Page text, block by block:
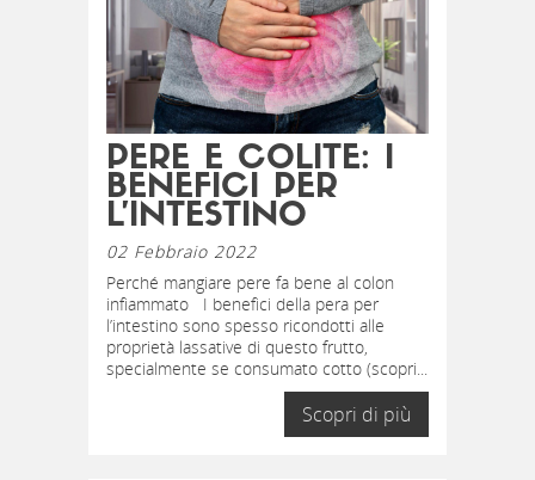
PERE E COLITE: I
BENEFICI PER
L’INTESTINO
02 Febbraio 2022
Perché mangiare pere fa bene al colon
infiammato I benefici della pera per
l’intestino sono spesso ricondotti alle
proprietà lassative di questo frutto,
specialmente se consumato cotto (scopri...
Scopri di più